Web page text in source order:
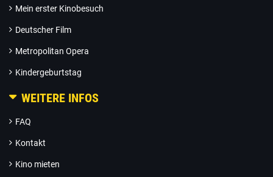
Mein erster Kinobesuch
Deutscher Film
Metropolitan Opera
Kindergeburtstag
WEITERE INFOS
FAQ
Kontakt
Kino mieten